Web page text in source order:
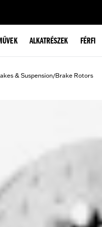
ALKATRÉSZEK FÉRFI
& Suspension/Brake Rotors